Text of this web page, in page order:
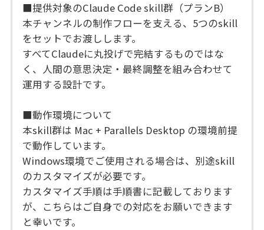
■提供対象のClaude Code skill群（プランB）
本チャンネルの制作フローを支える、5つのskill
をセットでお渡しします。
すべてClaudeに丸投げで完結するものではな
く、人間の意思決定・最終調整を組み合わせて
運用する設計です。
■動作環境について
本skill群は Mac + Parallels Desktop の環境前提
で動作しています。
Windows環境でご使用される場合は、別途skill
のカスタマイズが必要です。
カスタマイズ手順は手順書に記載しております
が、こちらはご自身での対応をお願いできます
と幸いです。